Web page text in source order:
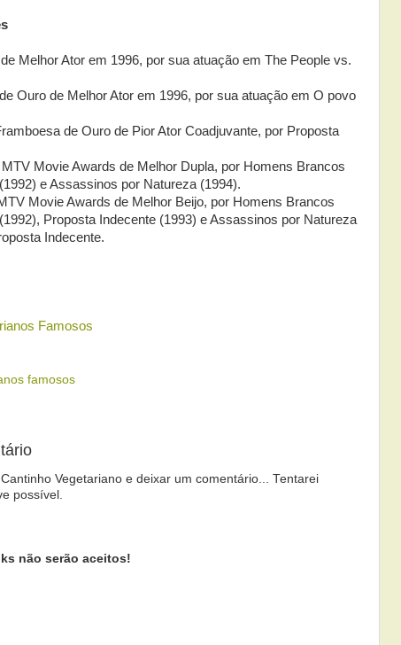
Melhor Ator em 1996, por sua atuação em The People vs.
Ouro de Melhor Ator em 1996, por sua atuação em O povo
de Ouro de Pior Ator Coadjuvante, por Proposta
Movie Awards de Melhor Dupla, por Homens Brancos
e Assassinos por Natureza (1994).
Movie Awards de Melhor Beijo, por Homens Brancos
Proposta Indecente (1993) e Assassinos por Natureza
Indecente.
Famosos
famosos
Vegetariano e deixar um comentário... Tentarei
possível.
não serão aceitos!